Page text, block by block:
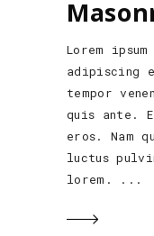
Lorem
adipiscing
tempor
quis ante.
eros. Nam
luctus
lorem.